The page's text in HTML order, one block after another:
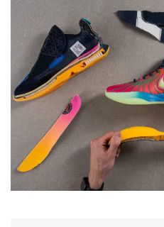
Grosor de la
Estándar
Tirador del
talón
Tirador estándar
Clasificación #8 Top 13%
Popularidad 30% inferior